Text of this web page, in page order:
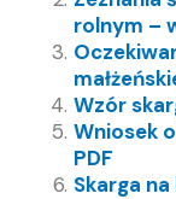
rolnym –
Wzór
Wniosek
PDF
Skarga